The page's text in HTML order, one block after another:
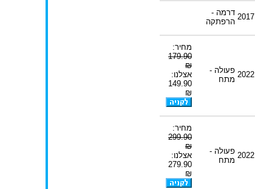
2017 דרמה -
הרפתקה
2022 פעולה -
מתח
מחיר:
179.90
₪
אצלנו:
149.90
₪
2022 פעולה -
מתח
מחיר:
299.90
₪
אצלנו:
279.90
₪